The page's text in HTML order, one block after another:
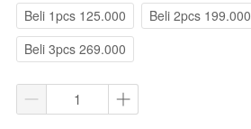
Beli 1pcs 125.000
Beli 2pcs 199.000
Beli 3pcs 269.000